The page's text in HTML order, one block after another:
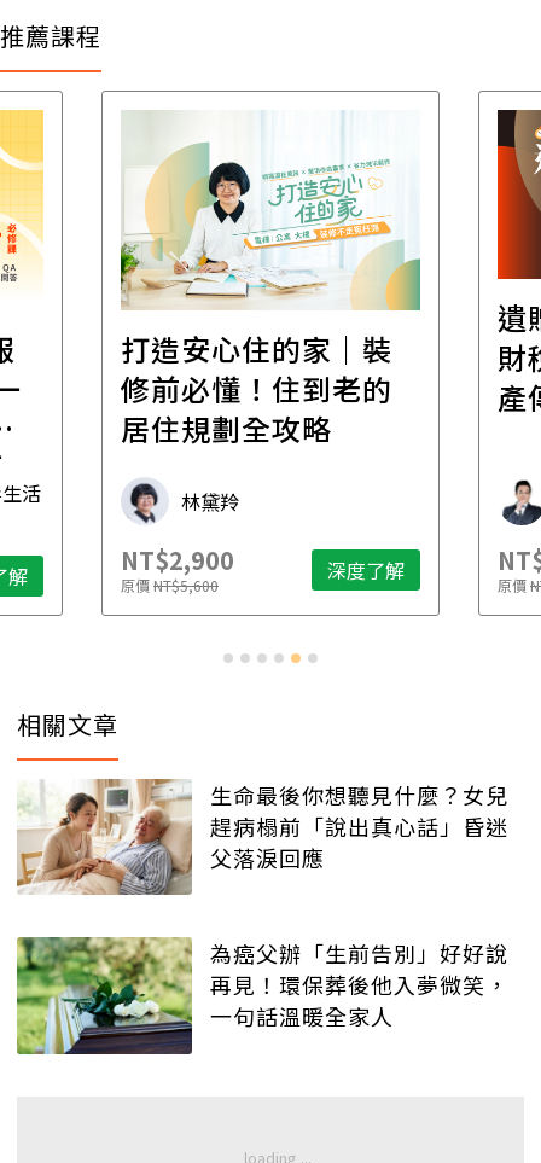
推薦課程
活
解
打造安心住的家｜裝
修前必懂！住到老的
居住規劃全攻略
林黛羚
NT$2,900
原價NT$5,600 深度了解
遺
財
產
原價
相關文章
生命最後你想聽見什麼？女兒
趕病榻前「說出真心話」昏迷
父落淚回應
為癌父辦「生前告別」好好說
再見！環保葬後他入夢微笑，
一句話溫暖全家人